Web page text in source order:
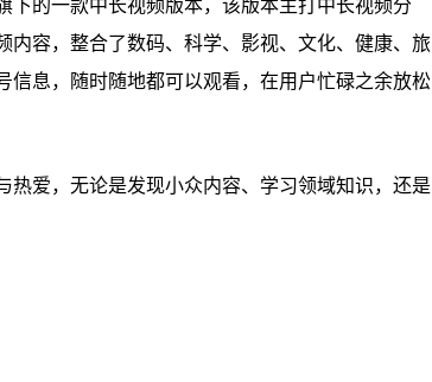
的一款中长视频版本，该版本主打中长视频分
容，整合了数码、科学、影视、文化、健康、旅
息，随时随地都可以观看，在用户忙碌之余放松
爱，无论是发现小众内容、学习领域知识，还是